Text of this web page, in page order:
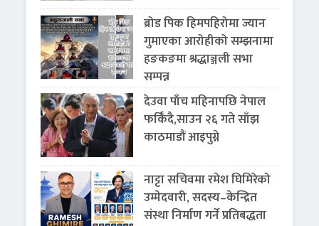
ब्रोड पिक हिमपहिरोमा ज्यान
गुमाएका आरोहीको सम्झनामा
हङकङमा श्रद्धाञ्जली सभा
सम्पन्न
देउवा पाँच महिनापछि नेपाल
फर्किँदै,साउन २६ गते साँझ
काठमाडौं आइपुग्ने
नाट्टा सचिवमा रमेश घिमिरेको
उम्मेदवारी, सदस्य–केन्द्रित
संस्था निर्माण गर्ने प्रतिबद्धता